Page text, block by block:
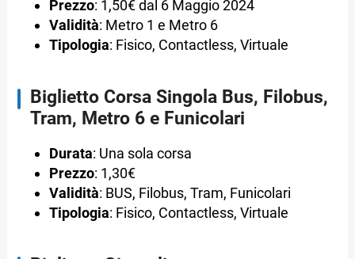
Prezzo: 1,50€ dal 6 Maggio 2024
Validità: Metro 1 e Metro 6
Tipologia: Fisico, Contactless, Virtuale
Biglietto Corsa Singola Bus, Filobus,
Tram, Metro 6 e Funicolari
Durata: Una sola corsa
Prezzo: 1,30€
Validità: BUS, Filobus, Tram, Funicolari
Tipologia: Fisico, Contactless, Virtuale